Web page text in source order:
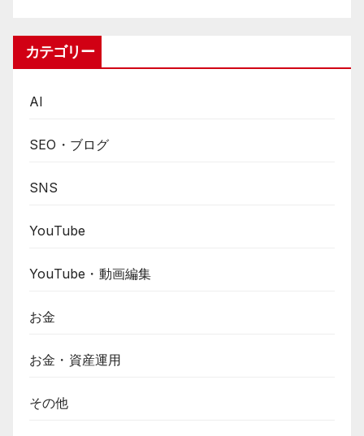
カテゴリー
AI
SEO・ブログ
SNS
YouTube
YouTube・動画編集
お金
お金・資産運用
その他